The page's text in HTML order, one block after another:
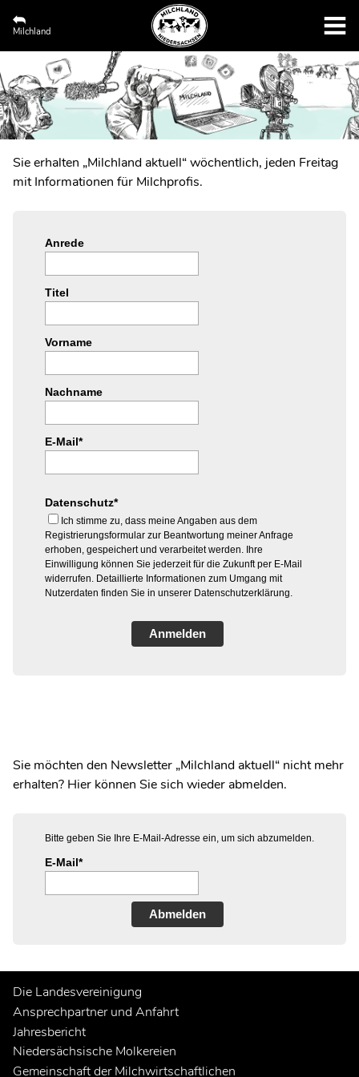
Milchland
Newsletter
"Milchland aktuell"
Sie erhalten „Milchland aktuell“ wöchentlich, jeden Freitag
mit Informationen für Milchprofis.
Anrede
Titel
Vorname
Nachname
E-Mail*
Datenschutz*
Ich stimme zu, dass meine Angaben aus dem
Registrierungsformular zur Beantwortung meiner Anfrage
erhoben, gespeichert und verarbeitet werden. Ihre
Einwilligung können Sie jederzeit für die Zukunft per E-Mail
widerrufen. Detaillierte Informationen zum Umgang mit
Nutzerdaten finden Sie in unserer Datenschutzerklärung.
Anmelden
Sie möchten den Newsletter „Milchland aktuell“ nicht mehr
erhalten? Hier können Sie sich wieder abmelden.
Bitte geben Sie Ihre E-Mail-Adresse ein, um sich abzumelden.
E-Mail*
Abmelden
Die Landesvereinigung
Ansprechpartner und Anfahrt
Jahresbericht
Niedersächsische Molkereien
Gemeinschaft der Milchwirtschaftlichen